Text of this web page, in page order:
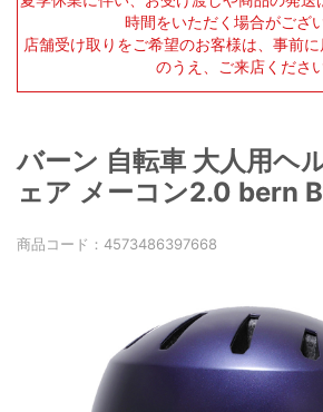
時間をいただく場合がござ
店舗受け取りをご希望のお客様は、事前
のうえ、ご来店ください
バーン 自転車 大人用ヘ
ェア メーコン2.0 bern
商品コード： 4573486397668